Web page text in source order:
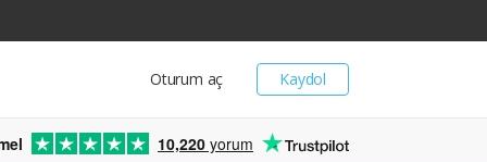
Kaydol
Oturum aç
10,220 yorum